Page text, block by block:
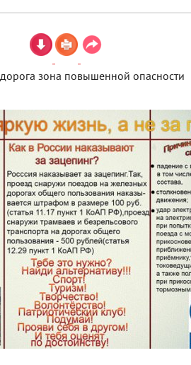
зона повышенной опасности